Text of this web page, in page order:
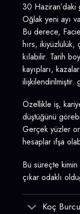
30
Oğlak yeni ayı
Bu derece,
hırs, ikiyüzlülük,
kılabilir. Tarih
kayıpları,
ilişkilendirilmiştir.
Özellikle iş,
düştüğünü
Gerçek yüzler
hesaplar ifşa
Bu süreçte
çıkar odaklı
Koç